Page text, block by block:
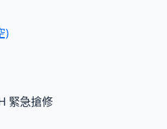
)
緊急搶修